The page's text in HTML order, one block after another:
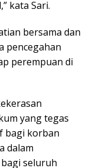
kata Sari.
bersama dan
pencegahan
perempuan di
yang tegas
bagi korban
dalam
seluruh